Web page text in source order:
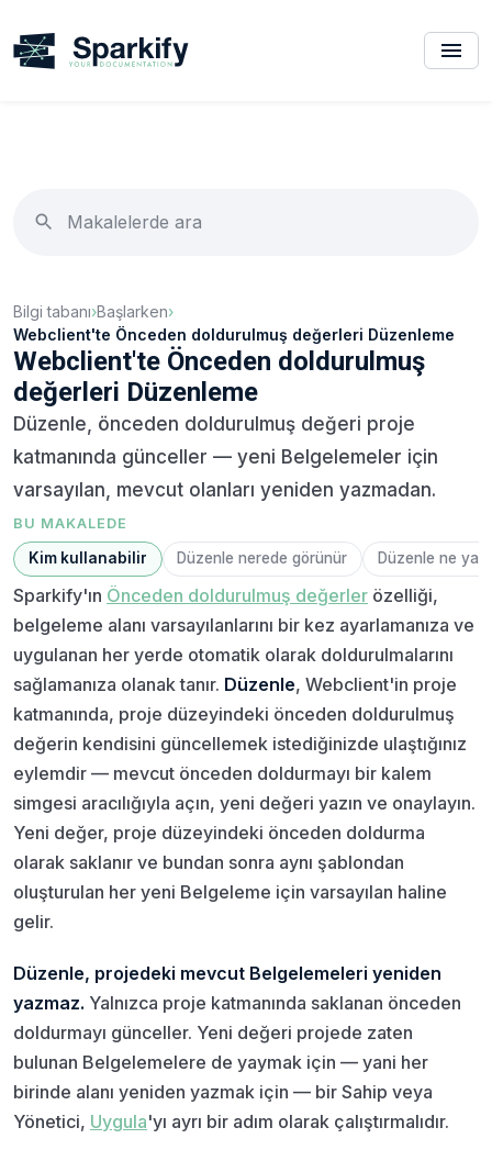
Bilgi tabanı›Başlarken›
Webclient'te Önceden doldurulmuş değerleri Düzenleme
Webclient'te Önceden doldurulmuş
değerleri Düzenleme
Düzenle, önceden doldurulmuş değeri proje
katmanında günceller — yeni Belgelemeler için
varsayılan, mevcut olanları yeniden yazmadan.
BU MAKALEDE
Kim kullanabilir Düzenle nerede görünür Düzenle ne
Sparkify'ın Önceden doldurulmuş değerler özelliği,
belgeleme alanı varsayılanlarını bir kez ayarlamanıza ve
uygulanan her yerde otomatik olarak doldurulmalarını
sağlamanıza olanak tanır. Düzenle, Webclient'in proje
katmanında, proje düzeyindeki önceden doldurulmuş
değerin kendisini güncellemek istediğinizde ulaştığınız
eylemdir — mevcut önceden doldurmayı bir kalem
simgesi aracılığıyla açın, yeni değeri yazın ve onaylayın.
Yeni değer, proje düzeyindeki önceden doldurma
olarak saklanır ve bundan sonra aynı şablondan
oluşturulan her yeni Belgeleme için varsayılan haline
gelir.
Düzenle, projedeki mevcut Belgelemeleri yeniden
yazmaz. Yalnızca proje katmanında saklanan önceden
doldurmayı günceller. Yeni değeri projede zaten
bulunan Belgelemelere de yaymak için — yani her
birinde alanı yeniden yazmak için — bir Sahip veya
Yönetici, Uygula'yı ayrı bir adım olarak çalıştırmalıdır.